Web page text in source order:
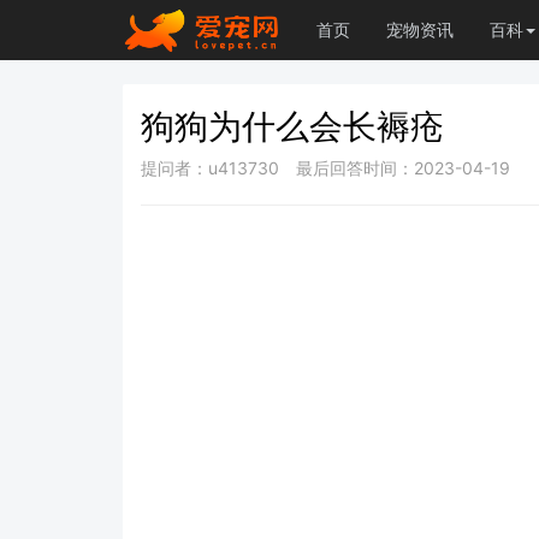
首页 宠物资讯 百科
狗狗为什么会长褥疮
提问者：u413730 最后回答时间：2023-04-19